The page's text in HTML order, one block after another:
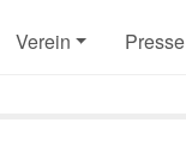
Verein Presse